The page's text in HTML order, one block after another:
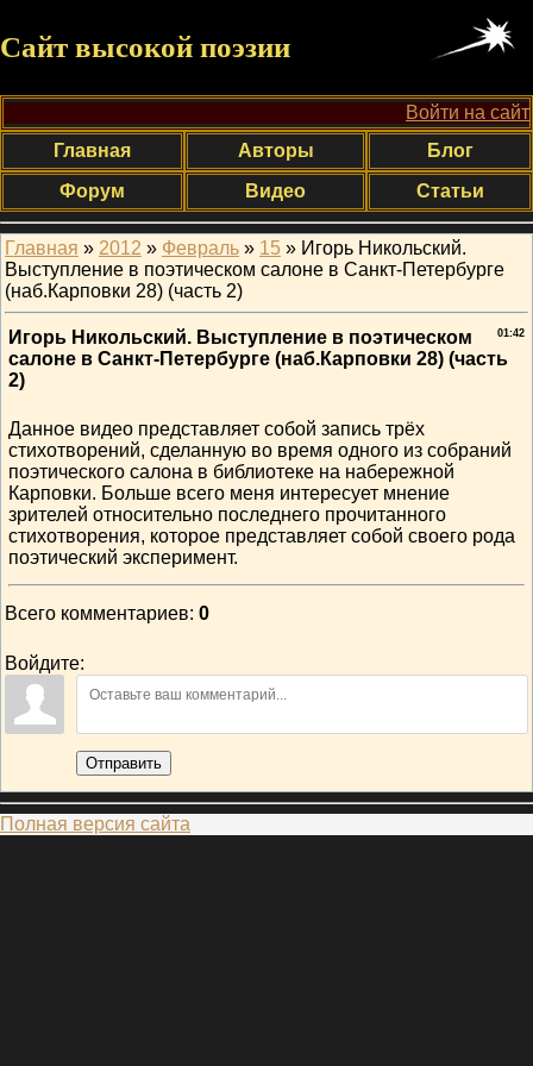
Сайт высокой поэзии
Войти на сайт
Главная
Авторы
Блог
Форум
Видео Статьи
Главная » 2012 » Февраль » 15 » Игорь Никольский.
Выступление в поэтическом салоне в Санкт-Петербурге
(наб.Карповки 28) (часть 2)
01:42
Игорь Никольский. Выступление в поэтическом
салоне в Санкт-Петербурге (наб.Карповки 28) (часть
2)
Данное видео представляет собой запись трёх
стихотворений, сделанную во время одного из собраний
поэтического салона в библиотеке на набережной
Карповки. Больше всего меня интересует мнение
зрителей относительно последнего прочитанного
стихотворения, которое представляет собой своего рода
поэтический эксперимент.
Всего комментариев: 0
Войдите:
Отправить
Полная версия сайта